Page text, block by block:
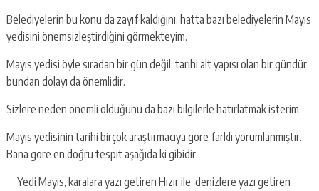
Belediyelerin bu konu da zayıf kaldığını, hatta bazı belediyelerin Mayıs
yedisini önemsizleştirdiğini görmekteyim.
Mayıs yedisi öyle sıradan bir gün değil, tarihi alt yapısı olan bir gündür,
bundan dolayı da önemlidir.
Sizlere neden önemli olduğunu da bazı bilgilerle hatırlatmak isterim.
Mayıs yedisinin tarihi birçok araştırmacıya göre farklı yorumlanmıştır.
Bana göre en doğru tespit aşağıda ki gibidir.
Yedi Mayıs, karalara yazı getiren Hızır ile, denizlere yazı getiren